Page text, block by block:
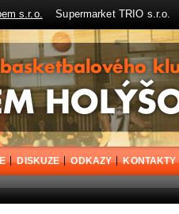
s.r.o. Supermarket TRIO s.r.o.
DISKUZE ODKAZY
KONTAKTY